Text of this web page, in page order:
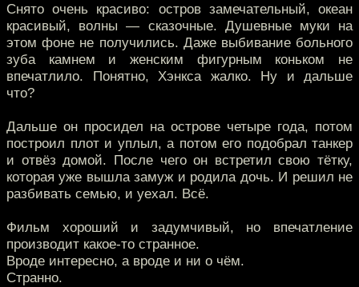
Снято очень красиво: остров замечательный, океан
красивый, волны — сказочные. Душевные муки на
этом фоне не получились. Даже выбивание больного
зуба камнем и женским фигурным коньком не
впечатлило. Понятно, Хэнкса жалко. Ну и дальше
что?
Дальше он просидел на острове четыре года, потом
построил плот и уплыл, а потом его подобрал танкер
и отвёз домой. После чего он встретил свою тётку,
которая уже вышла замуж и родила дочь. И решил не
разбивать семью, и уехал. Всё.
Фильм хороший и задумчивый, но впечатление
производит какое-то странное.
Вроде интересно, а вроде и ни о чём.
Странно.